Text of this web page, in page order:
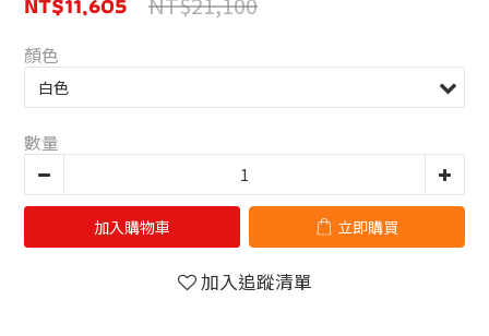
顏色
數量
加入購物車 立即購買
加入追蹤清單